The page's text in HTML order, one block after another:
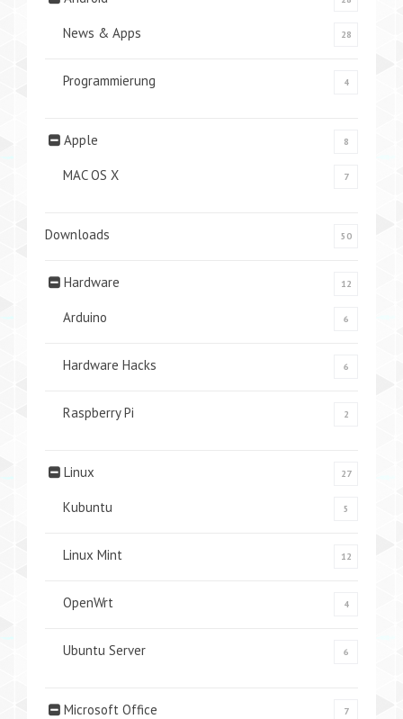
News & Apps 28
Programmierung 4
Apple 8
MAC OS X 7
Downloads 50
Hardware 12
Arduino 6
Hardware Hacks 6
Raspberry Pi 2
Linux 27
Kubuntu 5
Linux Mint 12
OpenWrt 4
Ubuntu Server 6
Microsoft Office 7